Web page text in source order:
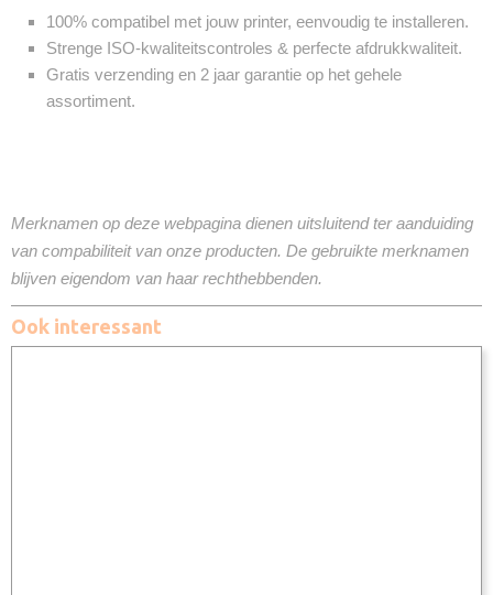
100% compatibel met jouw printer, eenvoudig te installeren.
Strenge ISO-kwaliteitscontroles & perfecte afdrukkwaliteit.
Gratis verzending en 2 jaar garantie op het gehele
assortiment.
Merknamen op deze webpagina dienen uitsluitend ter aanduiding
van compabiliteit van onze producten. De gebruikte merknamen
blijven eigendom van haar rechthebbenden.
Ook interessant